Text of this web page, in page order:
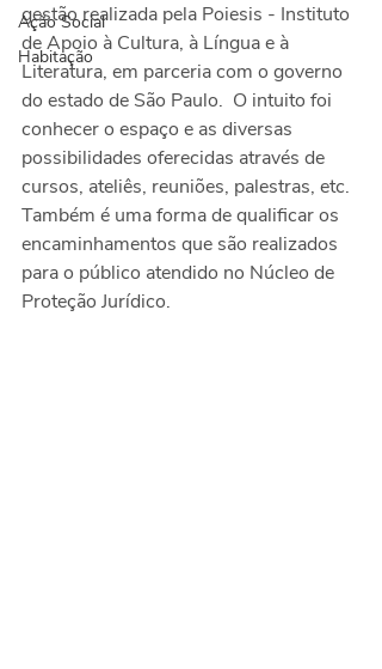
Ação Social
Habitação
gestão realizada pela Poiesis - Instituto
de Apoio à Cultura, à Língua e à
Literatura, em parceria com o governo
do estado de São Paulo.  O intuito foi
conhecer o espaço e as diversas
possibilidades oferecidas através de
cursos, ateliês, reuniões, palestras, etc.
Também é uma forma de qualificar os
encaminhamentos que são realizados
para o público atendido no Núcleo de
Proteção Jurídico.